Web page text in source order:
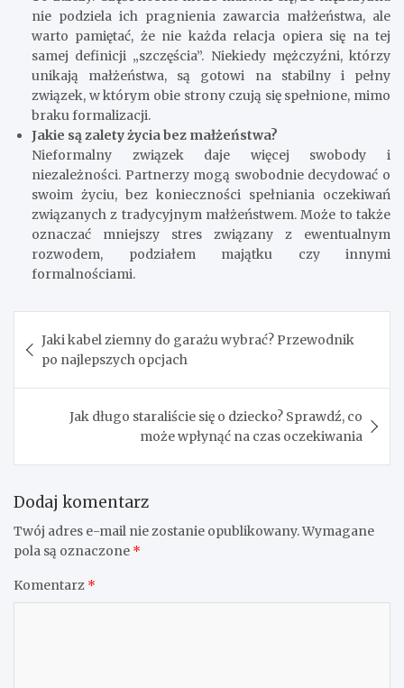
nie podziela ich pragnienia zawarcia małżeństwa, ale
warto pamiętać, że nie każda relacja opiera się na tej
samej definicji „szczęścia”. Niekiedy mężczyźni, którzy
unikają małżeństwa, są gotowi na stabilny i pełny
związek, w którym obie strony czują się spełnione, mimo
braku formalizacji.
Jakie są zalety życia bez małżeństwa?
Nieformalny związek daje więcej swobody i
niezależności. Partnerzy mogą swobodnie decydować o
swoim życiu, bez konieczności spełniania oczekiwań
związanych z tradycyjnym małżeństwem. Może to także
oznaczać mniejszy stres związany z ewentualnym
rozwodem, podziałem majątku czy innymi
formalnościami.
wpisu
Jaki kabel ziemny do garażu wybrać? Przewodnik
po najlepszych opcjach
Jak długo staraliście się o dziecko? Sprawdź, co
może wpłynąć na czas oczekiwania
Dodaj komentarz
Twój adres e-mail nie zostanie opublikowany.Wymagane
pola są oznaczone *
Komentarz *